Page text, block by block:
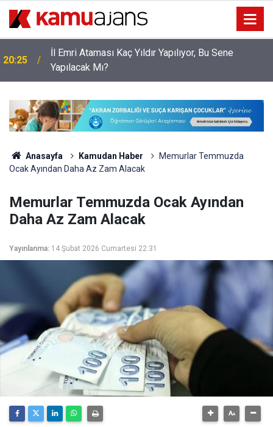
20:25
İl Emri Ataması Kaç Yıldır Yapılıyor, Bu Sene
Yapılacak Mı?
Anasayfa Kamudan Haber
Memurlar Temmuzda
Ocak Ayından Daha Az Zam Alacak
Memurlar Temmuzda Ocak Ayından
Daha Az Zam Alacak
Yayınlanma: 14 Şubat 2026 Cumartesi 22:31